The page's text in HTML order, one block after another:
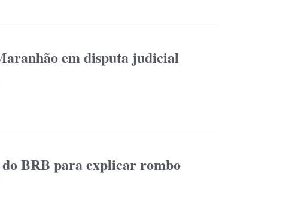
em disputa judicial
BRB para explicar rombo